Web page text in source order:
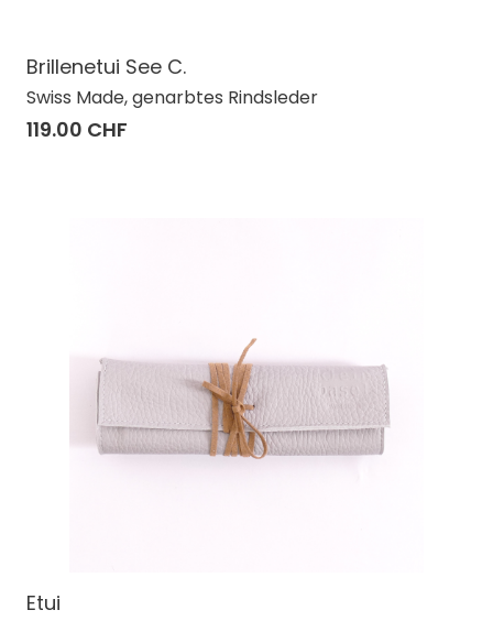
Brillenetui See C.
Swiss Made, genarbtes Rindsleder
119.00 CHF
Etui